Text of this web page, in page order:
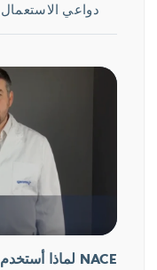
دواعي الاستعمال
لماذا أستخدم تحليل ال NACE